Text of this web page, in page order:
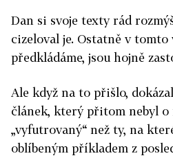
Dan si svoje texty rád
cizeloval je. Ostatně v tomto
předkládáme, jsou hojně
Ale když na to přišlo,
článek, který přitom nebyl o
„vyfutrovaný“ než ty, na
oblíbeným příkladem z